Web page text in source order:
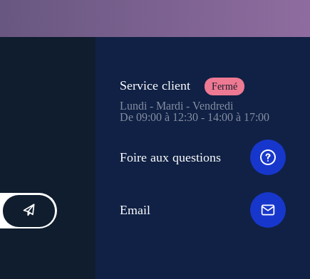
Service client Fermé
Lundi - Mardi - Vendredi
De 09:00 à 12:30 - 14:00 à 17:00
Foire aux questions
Email